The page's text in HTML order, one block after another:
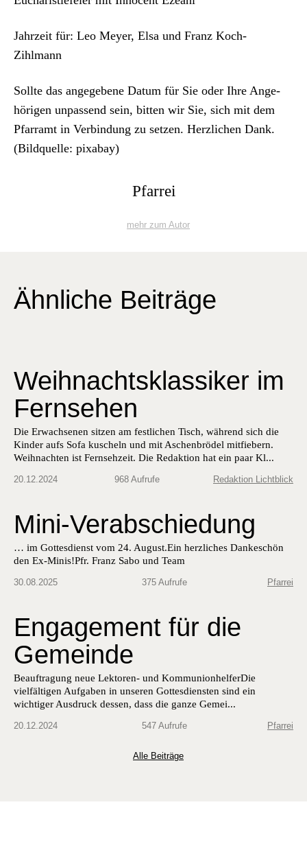
Über uns
ePaper
aktuelle Ausgabe
Jahrzeit für: Leo Mey­er, Elsa und Franz Koch-
Zihlmann
Sollte das angegebene Datum für Sie oder Ihre Ange­
höri­gen unpassend sein, bit­ten wir Sie, sich mit dem
Pfar­ramt in Verbindung zu set­zen. Her­zlichen Dank.
(Bildquelle: pix­abay)
Pfarrei
mehr zum Autor
Ähnliche Beiträge
Weihnachtsklassiker ​im
Fernsehen
Die Erwachsenen sitzen am festlichen Tisch, während sich die
Kinder aufs Sofa kuscheln und mit Aschenbrödel mitfiebern.
Weihnachten ist Fernsehzeit. Die Redaktion hat ein paar Kl...
20.12.2024 968 Aufrufe Redaktion Lichtblick
Mini-Verabschiedung
… im Gottes­di­enst vom 24. August.Ein her­zlich­es Dankeschön
den Ex-Min­is!Pfr. Franz Sabo und Team
30.08.2025 375 Aufrufe Pfarrei
Engagement für die
Gemeinde
Beauf­tra­gung neue Lek­toren- und Kom­mu­nion­helferDie
vielfälti­gen Auf­gaben in unseren Gottes­di­en­sten sind ein
wichtiger Aus­druck dessen, dass die ganze Gemei...
20.12.2024 547 Aufrufe Pfarrei
Alle Beiträge